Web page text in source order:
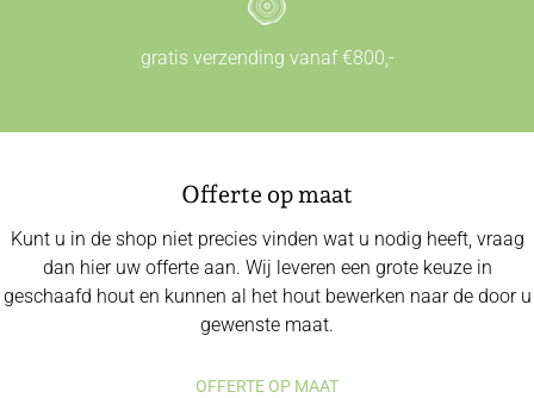
gratis verzending vanaf €800,-
Offerte op maat
Kunt u in de shop niet precies vinden wat u nodig heeft, vraag
dan hier uw offerte aan. Wij leveren een grote keuze in
geschaafd hout en kunnen al het hout bewerken naar de door u
gewenste maat.
OFFERTE OP MAAT